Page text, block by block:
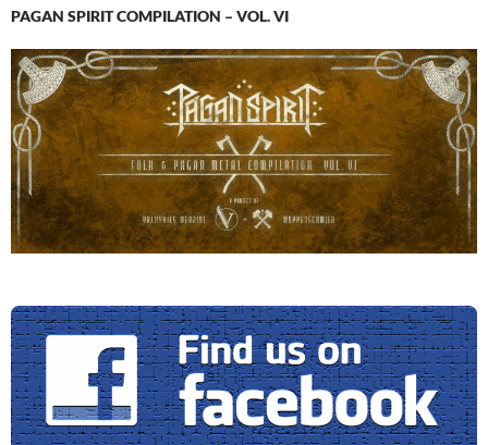
PAGAN SPIRIT COMPILATION – VOL. VI